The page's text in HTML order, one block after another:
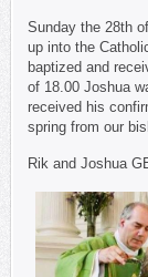
Sunday the 28th
up into the
baptized and
of 18.00 Joshua
received his
spring from our
Rik and Joshua